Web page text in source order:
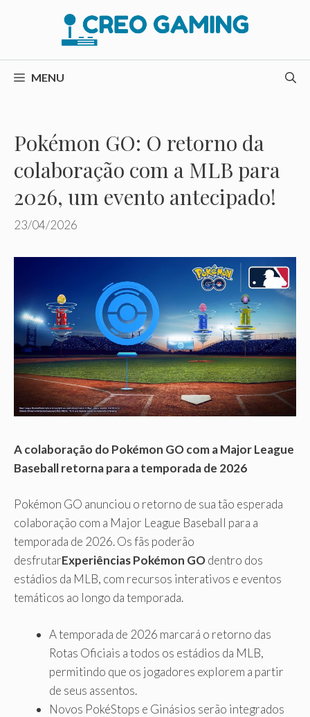
conteúdo
MENU
Pokémon GO: O retorno da
colaboração com a MLB para
2026, um evento antecipado!
23/04/2026
A colaboração do Pokémon GO com a Major League
Baseball retorna para a temporada de 2026
Pokémon GO anunciou o retorno de sua tão esperada
colaboração com a Major League Baseball para a
temporada de 2026. Os fãs poderão
desfrutarExperiências Pokémon GOdentro dos
estádios da MLB, com recursos interativos e eventos
temáticos ao longo da temporada.
A temporada de 2026 marcará o retorno das
Rotas Oficiais a todos os estádios da MLB,
permitindo que os jogadores explorem a partir
de seus assentos.
Novos PokéStops e Ginásios serão integrados